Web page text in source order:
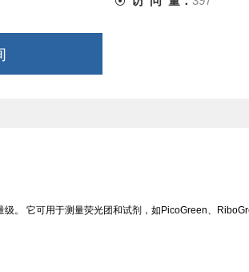
级。 它可用于测量荧光团和试剂，如PicoGreen、